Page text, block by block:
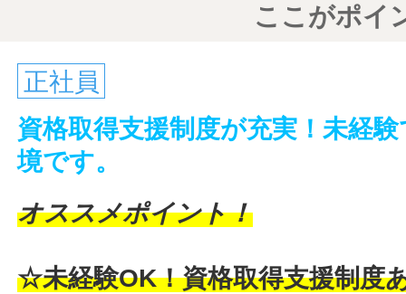
ここがポイ
正社員
資格取得支援制度が充実！未経
境です。
オススメポイント！
☆未経験OK！資格取得支援制度